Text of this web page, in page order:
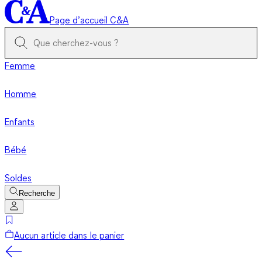
Page d’accueil C&A
Femme
Homme
Enfants
Bébé
Soldes
Recherche
Aucun article dans le panier